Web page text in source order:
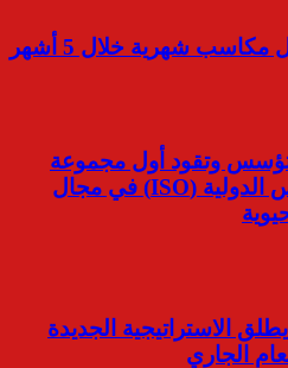
شهرية خلال 5 أشهر
تؤسس وتقود أول مجموعة
عمل دولية بمنظمة التقييس الدولية (ISO) في مجال
الاستراتيجية الجديدة
الجاري